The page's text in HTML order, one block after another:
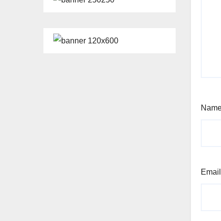
Email